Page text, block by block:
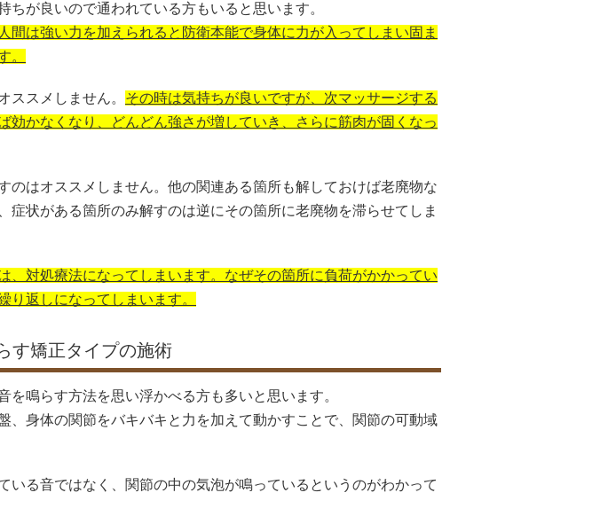
ちが良いので通われている方もいると思います。
間は強い力を加えられると防衛本能で身体に力が入ってしまい固ま
。
ススメしません。 その時は気持ちが良いですが、次マッサージする
効かなくなり、どんどん強さが増していき、さらに筋肉が固くなっ
のはオススメしません。他の関連ある箇所も解しておけば老廃物な
症状がある箇所のみ解すのは逆にその箇所に老廃物を滞らせてしま
、対処療法になってしまいます。なぜその箇所に負荷がかかってい
り返しになってしまいます。
す矯正タイプの施術
を鳴らす方法を思い浮かべる方も多いと思います。
、身体の関節をバキバキと力を加えて動かすことで、関節の可動域
いる音ではなく、関節の中の気泡が鳴っているというのがわかって